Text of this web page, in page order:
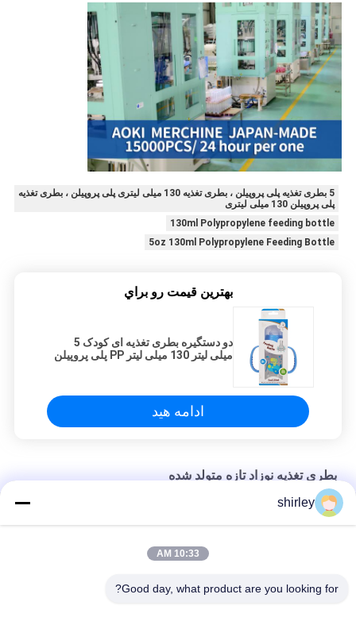
5 بطری تغذیه پلی پروپیلن ، بطری تغذیه 130 میلی لیتری پلی پروپیلن ، بطری تغذیه
پلی پروپیلن 130 میلی لیتری
130ml Polypropylene feeding bottle
5oz 130ml Polypropylene Feeding Bottle
بهترين قيمت رو براي
دو دستگیره بطری تغذیه ای کودک 5
میلی لیتر 130 میلی لیتر PP پلی پروپیلن
ادامه هید
بطری تغذیه نوزاد تازه متولد شده
بطری تغذیه شیر کودک BPA Free 4oz 125ml PP
shirley
10:33 AM
Good day, what product are you looking for?